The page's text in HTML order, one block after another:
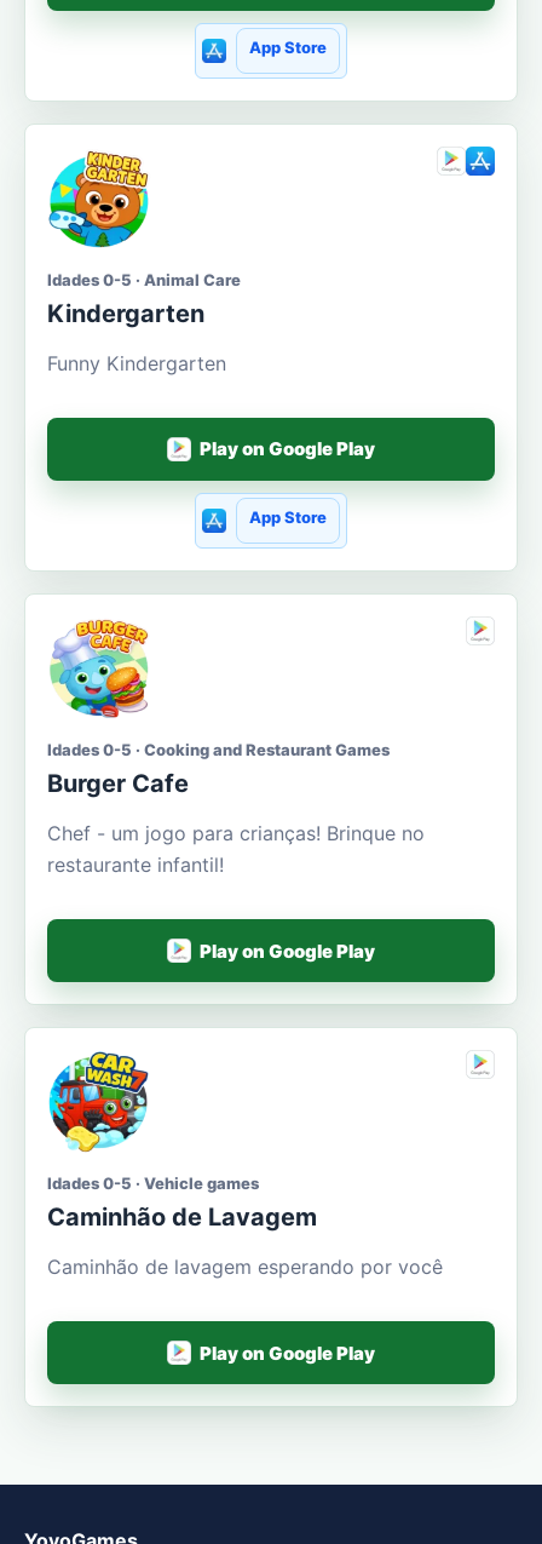
App Store
Idades 0-5 · Animal Care
Kindergarten
Funny Kindergarten
Play on Google Play
App Store
Idades 0-5 · Cooking and Restaurant Games
Burger Cafe
Chef - um jogo para crianças! Brinque no
restaurante infantil!
Play on Google Play
Idades 0-5 · Vehicle games
Caminhão de Lavagem
Caminhão de lavagem esperando por você
Play on Google Play